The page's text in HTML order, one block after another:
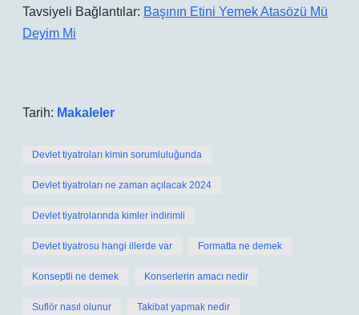
Tavsiyeli Bağlantılar: Başının Etini Yemek Atasözü Mü
Deyim Mi
Tarih: Makaleler
Devlet tiyatroları kimin sorumluluğunda
Devlet tiyatroları ne zaman açılacak 2024
Devlet tiyatrolarında kimler indirimli
Devlet tiyatrosu hangi illerde var Formatta ne demek
Konseptli ne demek Konserlerin amacı nedir
Suflör nasıl olunur Takibat yapmak nedir